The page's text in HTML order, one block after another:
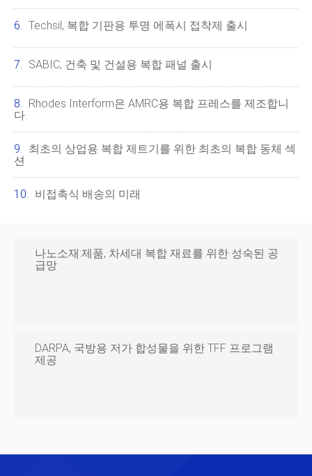
Techsil, 복합 기판용 투명 에폭시 접착제 출시
SABIC, 건축 및 건설용 복합 패널 출시
Rhodes Interform은 AMRC용 복합 프레스를 제조합니
다.
최초의 상업용 복합 제트기를 위한 최초의 복합 동체 섹
션
비접촉식 배송의 미래
나노소재:제품, 차세대 복합 재료를 위한 성숙된 공
급망
DARPA, 국방용 저가 합성물을 위한 TFF 프로그램
제공